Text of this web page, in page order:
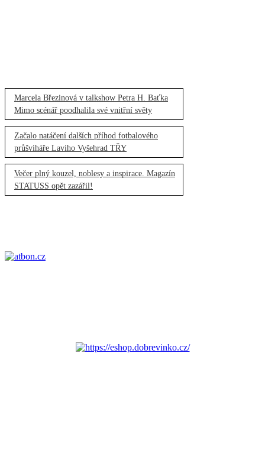
Marcela Březinová v talkshow Petra H. Baťka
Mimo scénář poodhalila své vnitřní světy
Začalo natáčení dalších příhod fotbalového
průšviháře Laviho Vyšehrad TŘY
Večer plný kouzel, noblesy a inspirace. Magazín
STATUSS opět zazářil!